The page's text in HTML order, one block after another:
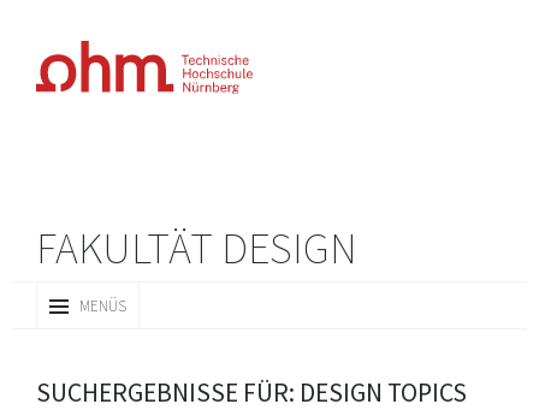
FAKULTÄT DESIGN
MENÜS
INHALT
SUCHERGEBNISSE FÜR: DESIGN TOPICS